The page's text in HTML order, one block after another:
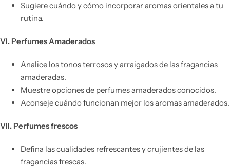
Sugiere cuándo y cómo incorporar aromas orientales a tu
rutina.
VI. Perfumes Amaderados
Analice los tonos terrosos y arraigados de las fragancias
amaderadas.
Muestre opciones de perfumes amaderados conocidos.
Aconseje cuándo funcionan mejor los aromas amaderados.
VII. Perfumes frescos
Defina las cualidades refrescantes y crujientes de las
fragancias frescas.